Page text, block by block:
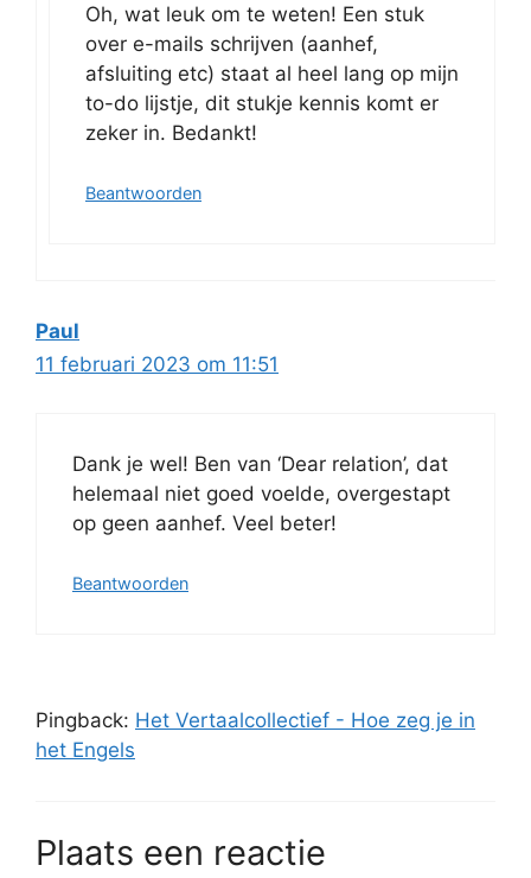
Oh, wat leuk om te weten! Een stuk
over e-mails schrijven (aanhef,
afsluiting etc) staat al heel lang op mijn
to-do lijstje, dit stukje kennis komt er
zeker in. Bedankt!
Beantwoorden
Paul
11 februari 2023 om 11:51
Dank je wel! Ben van ‘Dear relation’, dat
helemaal niet goed voelde, overgestapt
op geen aanhef. Veel beter!
Beantwoorden
Pingback: Het Vertaalcollectief - Hoe zeg je in
het Engels
Plaats een reactie